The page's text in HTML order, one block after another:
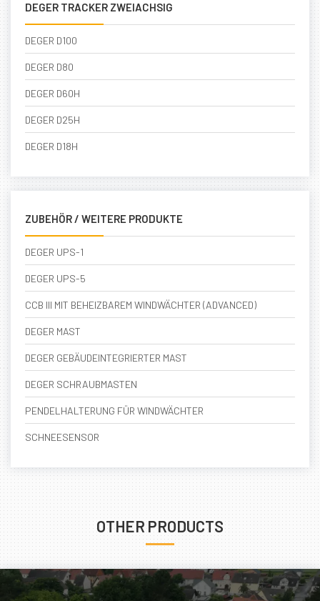
DEGER TRACKER ZWEIACHSIG
DEGER D100
DEGER D80
DEGER D60H
DEGER D25H
DEGER D18H
ZUBEHÖR / WEITERE PRODUKTE
DEGER UPS-1
DEGER UPS-5
CCB III MIT BEHEIZBAREM WINDWÄCHTER (ADVANCED)
DEGER MAST
DEGER GEBÄUDEINTEGRIERTER MAST
DEGER SCHRAUBMASTEN
PENDELHALTERUNG FÜR WINDWÄCHTER
SCHNEESENSOR
OTHER PRODUCTS